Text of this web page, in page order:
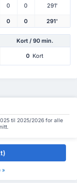
0 0 291'
0 0 291'
Kort / 90 min.
0 Kort
til 2025/2026 for alle
»